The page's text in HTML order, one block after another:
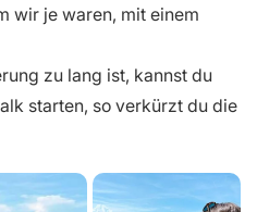
wir je waren, mit einem
zu lang ist, kannst du
starten, so verkürzt du die